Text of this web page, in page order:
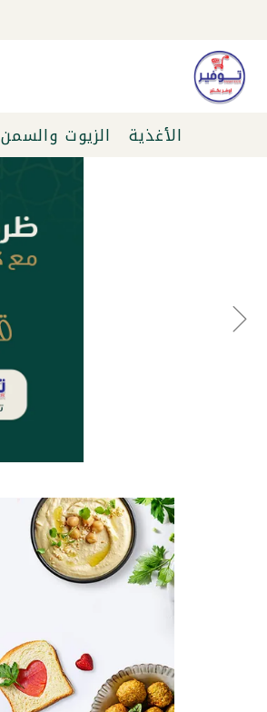
الأغذية الزيوت والسمن